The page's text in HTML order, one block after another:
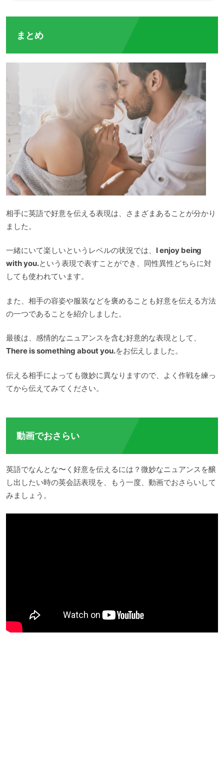
まとめ
相手に英語で好意を伝える表現は、さまざまあることが分かり
ました。
一緒にいて楽しいというレベルの状況では、 I enjoy being
with you.という表現で表すことができ、同性異性どちらに対
しても使われています。
また、相手の容姿や服装などを褒めることも好意を伝える方法
の一つであることを紹介しました。
最後は、感情的なニュアンスを含む好意的な表現として、
There is something about you.をお伝えしました。
伝える相手によっても微妙に異なりますので、よく作戦を練っ
てから伝えてみてください。
動画でおさらい
英語でなんとな〜く好意を伝えるには？微妙なニュアンスを醸
し出したい時の英会話表現を、もう一度、動画でおさらいして
みましょう。